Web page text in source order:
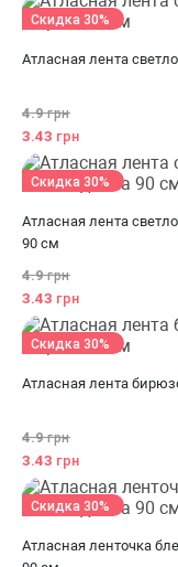
Атласная лента
4.9грн
3.43 грн
Скидка 30%
Атласная лента
90 см
4.9грн
3.43 грн
Скидка 30%
Атласная лента
4.9грн
3.43 грн
Скидка 30%
Атласная ленточка
Скидка 30%